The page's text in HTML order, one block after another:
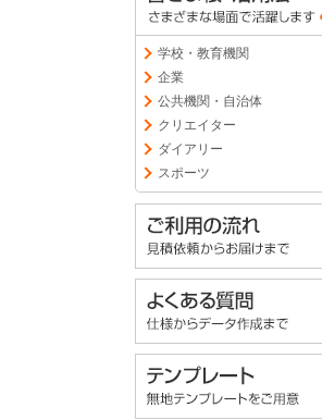
学校・教育機関
企業
公共機関・自治体
クリエイター
ダイアリー
スポーツ